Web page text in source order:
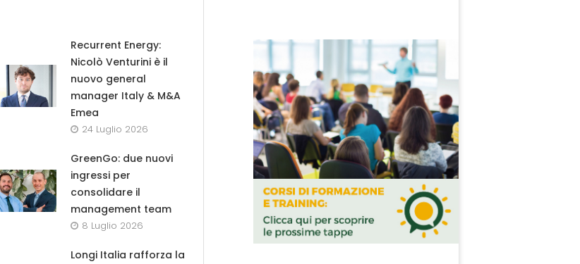
Recurrent Energy:
Nicolò Venturini è il
nuovo general
manager Italy & M&A
Emea
24 Luglio 2026
GreenGo: due nuovi
ingressi per
consolidare il
management team
8 Luglio 2026
Longi Italia rafforza la